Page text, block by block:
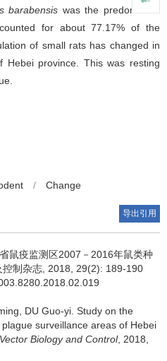
barabensis was the predominant
for about 77.17% of the
of small rats has changed in
Hebei province. This was resting
/ Change
导出引用
鼠疫监测区2007－2016年鼠类种
制杂志, 2018, 29(2): 189-190
DU Guo-yi. Study on the
surveillance areas of Hebei
Biology and Control, 2018,